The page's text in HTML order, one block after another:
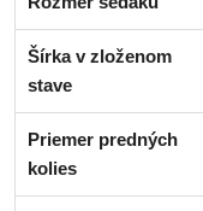
Šírka v zloženom
stave
Priemer predných
kolies